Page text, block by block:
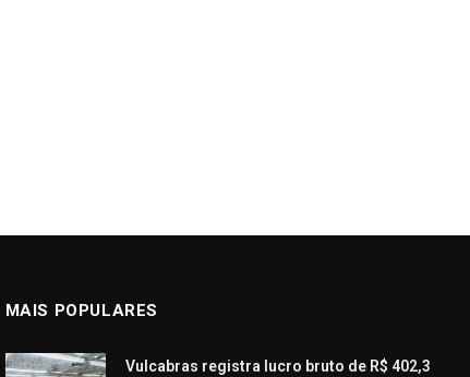
MAIS POPULARES
Vulcabras registra lucro bruto de R$ 402,3